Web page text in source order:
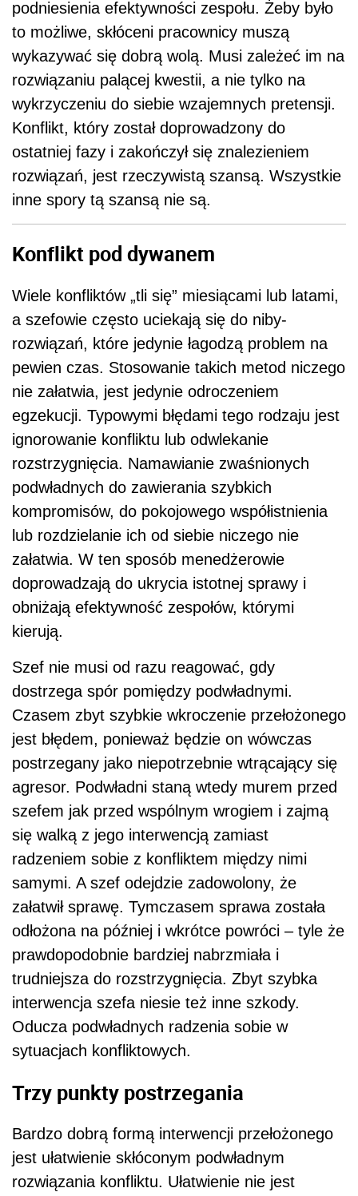
podniesienia efektywności zespołu. Żeby było
to możliwe, skłóceni pracownicy muszą
wykazywać się dobrą wolą. Musi zależeć im na
rozwiązaniu palącej kwestii, a nie tylko na
wykrzyczeniu do siebie wzajemnych pretensji.
Konflikt, który został doprowadzony do
ostatniej fazy i zakończył się znalezieniem
rozwiązań, jest rzeczywistą szansą. Wszystkie
inne spory tą szansą nie są.
Konflikt pod dywanem
Wiele konfliktów „tli się” miesiącami lub latami,
a szefowie często uciekają się do niby-
rozwiązań, które jedynie łagodzą problem na
pewien czas. Stosowanie takich metod niczego
nie załatwia, jest jedynie odroczeniem
egzekucji. Typowymi błędami tego rodzaju jest
ignorowanie konfliktu lub odwlekanie
rozstrzygnięcia. Namawianie zwaśnionych
podwładnych do zawierania szybkich
kompromisów, do pokojowego współistnienia
lub rozdzielanie ich od siebie niczego nie
załatwia. W ten sposób menedżerowie
doprowadzają do ukrycia istotnej sprawy i
obniżają efektywność zespołów, którymi
kierują.
Szef nie musi od razu reagować, gdy
dostrzega spór pomiędzy podwładnymi.
Czasem zbyt szybkie wkroczenie przełożonego
jest błędem, ponieważ będzie on wówczas
postrzegany jako niepotrzebnie wtrącający się
agresor. Podwładni staną wtedy murem przed
szefem jak przed wspólnym wrogiem i zajmą
się walką z jego interwencją zamiast
radzeniem sobie z konfliktem między nimi
samymi. A szef odejdzie zadowolony, że
załatwił sprawę. Tymczasem sprawa została
odłożona na później i wkrótce powróci – tyle że
prawdopodobnie bardziej nabrzmiała i
trudniejsza do rozstrzygnięcia. Zbyt szybka
interwencja szefa niesie też inne szkody.
Oducza podwładnych radzenia sobie w
sytuacjach konfliktowych.
Trzy punkty postrzegania
Bardzo dobrą formą interwencji przełożonego
jest ułatwienie skłóconym podwładnym
rozwiązania konfliktu. Ułatwienie nie jest